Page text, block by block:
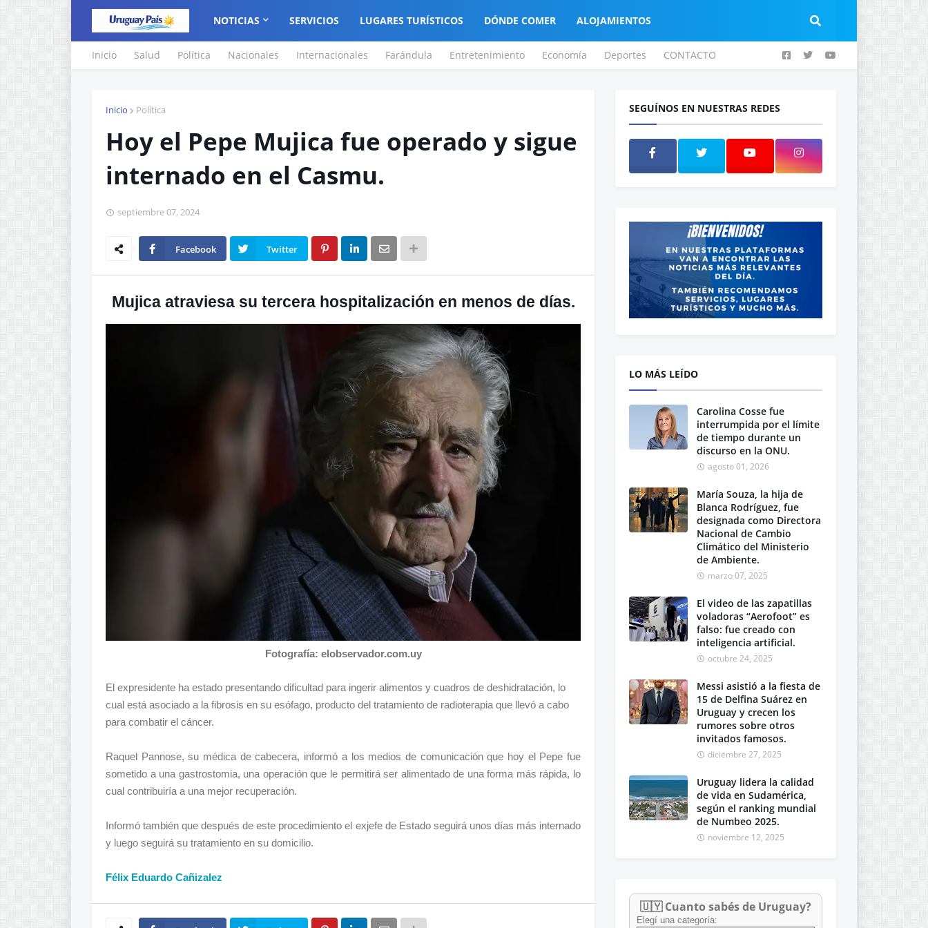
NOTICIAS SERVICIOS LUGARES TURÍSTICOS DÓNDE COMER ALOJAMIENTOS
Inicio Salud Política Nacionales Internacionales Farándula Entretenimiento Economía Deportes CONTACTO
Inicio Política
Hoy el Pepe Mujica fue operado y sigue
internado en el Casmu.
septiembre 07, 2024
Facebook Twitter
Mujica atraviesa su tercera hospitalización en menos de días.
Fotografía: elobservador.com.uy
El expresidente ha estado presentando dificultad para ingerir alimentos y cuadros de deshidratación, lo
cual está asociado a la fibrosis en su esófago, producto del tratamiento de radioterapia que llevó a cabo
para combatir el cáncer.
Raquel Pannose, su médica de cabecera, informó a los medios de comunicación que hoy el Pepe fue
sometido a una gastrostomia, una operación que le permitirá ser alimentado de una forma más rápida, lo
cual contribuiría a una mejor recuperación.
Informó también que después de este procedimiento el exjefe de Estado seguirá unos días más internado
y luego seguirá su tratamiento en su domicilio.
Félix Eduardo Cañizalez
SEGUÍNOS EN NUESTRAS REDES
LO MÁS LEÍDO
Carolina Cosse fue
interrumpida por el límite
de tiempo durante un
discurso en la ONU.
agosto 01, 2026
María Souza, la hija de
Blanca Rodríguez, fue
designada como Directora
Nacional de Cambio
Climático del Ministerio
de Ambiente.
marzo 07, 2025
El video de las zapatillas
voladoras “Aerofoot” es
falso: fue creado con
inteligencia artificial.
octubre 24, 2025
Messi asistió a la fiesta de
15 de Delfina Suárez en
Uruguay y crecen los
rumores sobre otros
invitados famosos.
diciembre 27, 2025
Uruguay lidera la calidad
de vida en Sudamérica,
según el ranking mundial
de Numbeo 2025.
noviembre 12, 2025
🇺🇾 Cuanto sabés de Uruguay?
Elegí una categoría: